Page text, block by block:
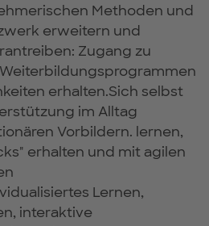
Methoden und
erweitern und
Zugang zu
erhalten.Sich selbst
im Alltag
Vorbildern. lernen,
erhalten und mit agilen
Lernen,
interaktive